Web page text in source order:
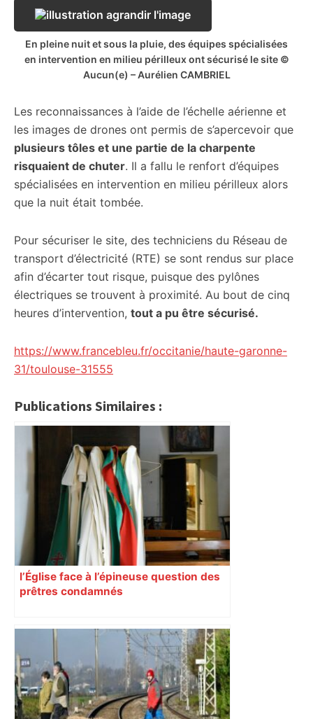
En pleine nuit et sous la pluie, des équipes spécialisées
en intervention en milieu périlleux ont sécurisé le site ©
Aucun(e) – Aurélien CAMBRIEL
Les reconnaissances à l’aide de l’échelle aérienne et
les images de drones ont permis de s’apercevoir que
plusieurs tôles et une partie de la charpente
risquaient de chuter. Il a fallu le renfort d’équipes
spécialisées en intervention en milieu périlleux alors
que la nuit était tombée.
Pour sécuriser le site, des techniciens du Réseau de
transport d’électricité (RTE) se sont rendus sur place
afin d’écarter tout risque, puisque des pylônes
électriques se trouvent à proximité. Au bout de cinq
heures d’intervention, tout a pu être sécurisé.
https://www.francebleu.fr/occitanie/haute-garonne-
31/toulouse-31555
Publications Similaires :
l’Église face à l’épineuse question des
prêtres condamnés